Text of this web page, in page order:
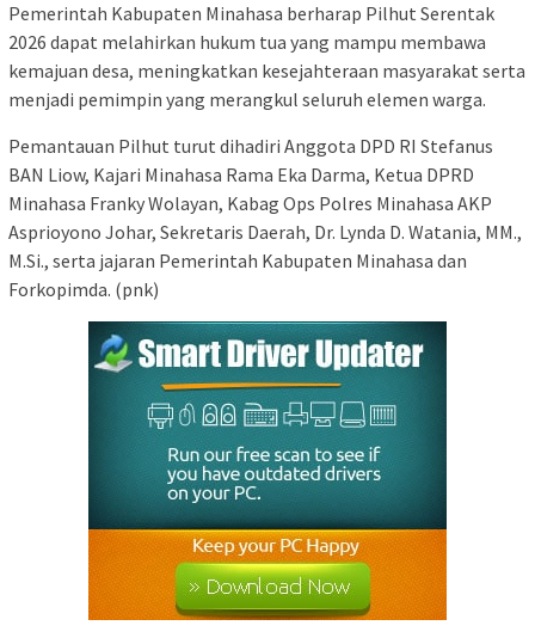
Pemerintah Kabupaten Minahasa berharap Pilhut Serentak
2026 dapat melahirkan hukum tua yang mampu membawa
kemajuan desa, meningkatkan kesejahteraan masyarakat serta
menjadi pemimpin yang merangkul seluruh elemen warga.
Pemantauan Pilhut turut dihadiri Anggota DPD RI Stefanus
BAN Liow, Kajari Minahasa Rama Eka Darma, Ketua DPRD
Minahasa Franky Wolayan, Kabag Ops Polres Minahasa AKP
Asprioyono Johar, Sekretaris Daerah, Dr. Lynda D. Watania, MM.,
M.Si., serta jajaran Pemerintah Kabupaten Minahasa dan
Forkopimda. (pnk)